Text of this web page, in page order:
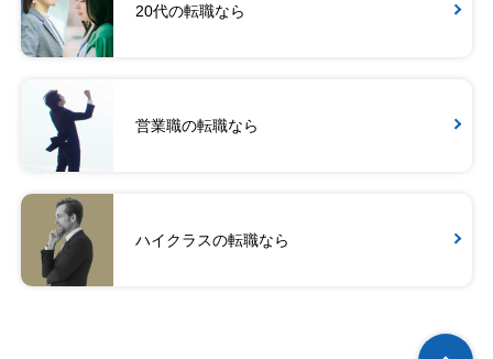
20代の転職なら
営業職の転職なら
ハイクラスの転職なら